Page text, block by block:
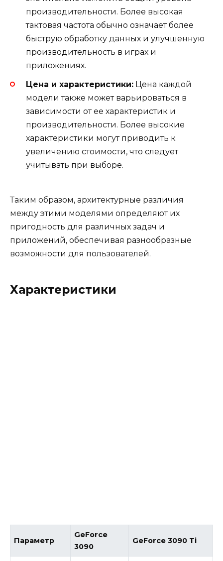
производительности. Более высокая
тактовая частота обычно означает более
быструю обработку данных и улучшенную
производительность в играх и
приложениях.
Цена и характеристики: Цена каждой
модели также может варьироваться в
зависимости от ее характеристик и
производительности. Более высокие
характеристики могут приводить к
увеличению стоимости, что следует
учитывать при выборе.
Таким образом, архитектурные различия
между этими моделями определяют их
пригодность для различных задач и
приложений, обеспечивая разнообразные
возможности для пользователей.
Характеристики
Параметр
GeForce
3090
GeForce 3090 Ti